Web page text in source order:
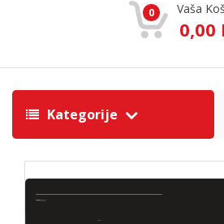
0 Vaša
0,00
Kategorije